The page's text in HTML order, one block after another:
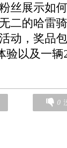
丝展示如
二的哈雷
动，奖品
验以及一
0